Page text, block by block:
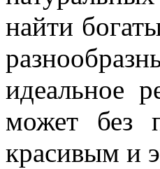
найти
идеальное
может без
красивым и